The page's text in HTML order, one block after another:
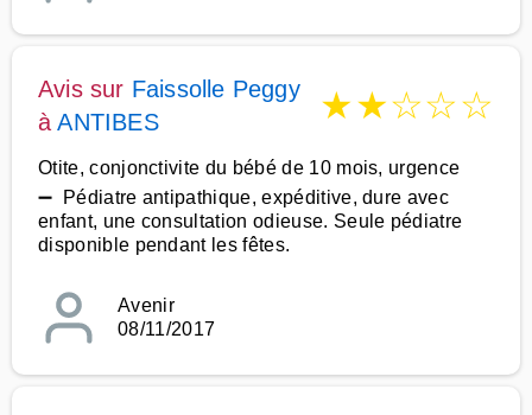
Avis sur Faissolle Peggy
àANTIBES ★★☆☆☆
Otite, conjonctivite du bébé de 10 mois, urgence
➖ Pédiatre antipathique, expéditive, dure avec
enfant, une consultation odieuse. Seule pédiatre
disponible pendant les fêtes.
Avenir
08/11/2017